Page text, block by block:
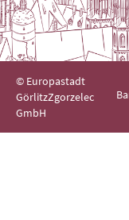
© Europastadt
GörlitzZgorzelec
GmbH